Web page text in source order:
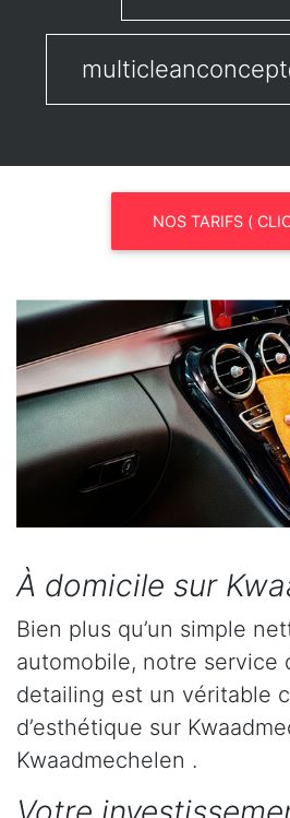
NOS TARIFS (
À domicile sur
Bien plus qu’un simple
automobile, notre service
detailing est un véritable
d’esthétique sur
Kwaadmechelen .